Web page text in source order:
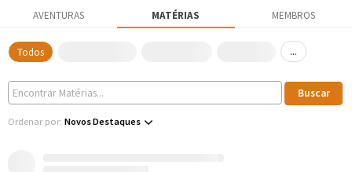
AVENTURAS MATÉRIAS MEMBROS
Todos ...
Ordenar por: Novos Destaques